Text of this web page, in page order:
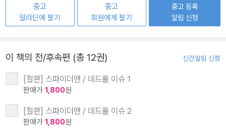
중고
알라딘에 팔기
중고
회원에게 팔기
중고 등록
알림 신청
이 책의 전/후속편 (총 12권) 신간알림 신청
[절판] 스파이더맨 / 데드풀 이슈 1
판매가 1,800원
[절판] 스파이더맨 / 데드풀 이슈 2
판매가 1,800원